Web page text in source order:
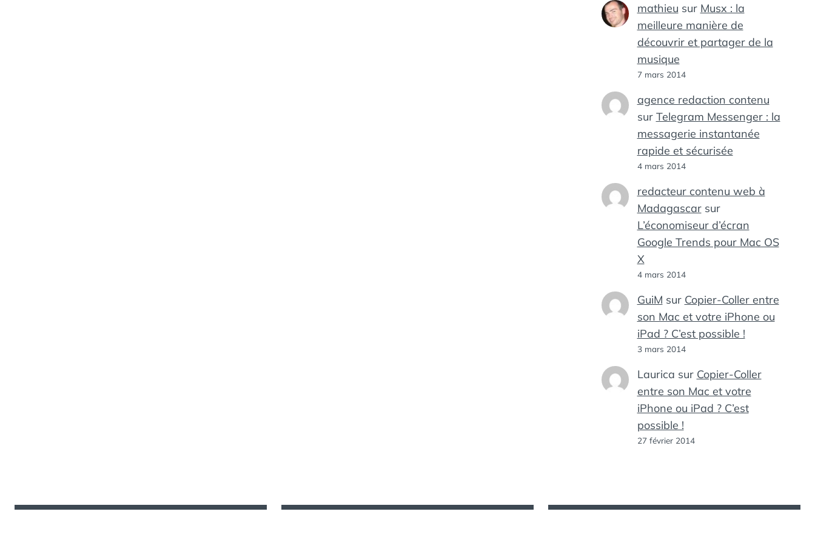
mathieu sur Musx : la
meilleure manière de
découvrir et partager de la
musique
7 mars 2014
agence redaction contenu
sur Telegram Messenger : la
messagerie instantanée
rapide et sécurisée
4 mars 2014
redacteur contenu web à
Madagascarsur
L’économiseur d’écran
Google Trends pour Mac OS
X
4 mars 2014
GuiM sur Copier-Coller entre
son Mac et votre iPhone ou
iPad ? C’est possible !
3 mars 2014
Laurica sur Copier-Coller
entre son Mac et votre
iPhone ou iPad ? C’est
possible !
27 février 2014